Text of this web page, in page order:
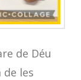
de Déu
les